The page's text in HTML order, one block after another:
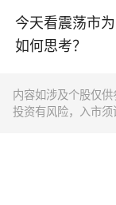
今天看震荡市
如何思考？
内容如涉及个股仅供
投资有风险，入市须